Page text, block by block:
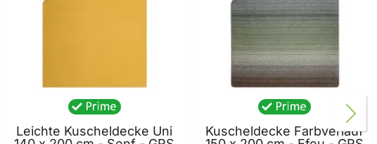
Leichte Kuscheldecke Uni
Kuscheldecke Farbverlauf